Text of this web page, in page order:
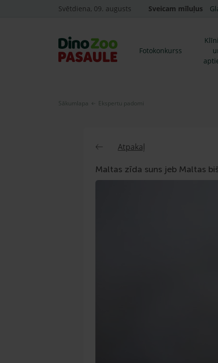
Svētdiena, 09. augusts Sveicam mīluļus
Fotokonkurss
Sākumlapa Ekspertu padomi
Atpakaļ
Maltas zīda suns jeb Maltas